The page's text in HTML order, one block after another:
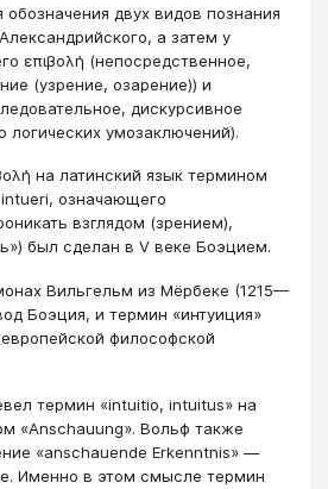
обозначения двух видов познания
а затем у
επιβολή (непосредственное,
(узрение, озарение)) и
диску­рсивное
умозаключений).
на латинский язык термином
intueri, означающего
взгля­дом (зрением),
был сделан в V веке Боэцием.
Виль­гельм из Мёрбеке (1215—
Боэция, и термин «интуиция»
философской
термин «intuitio, intuitus» на
«Anschauung». Вольф также
«anschauende Erkenntnis» —
Именно в этом смысле термин